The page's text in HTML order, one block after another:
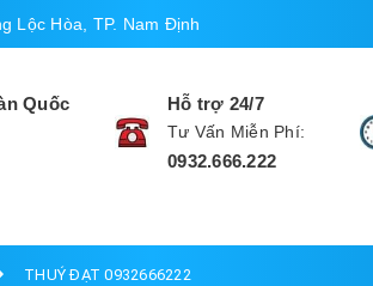
Lộc Hòa, TP. Nam Định
Quốc
Hỗ trợ 24/7
Tư Vấn Miễn Phí:
0932.666.222
THUÝ ĐẠT 0932666222